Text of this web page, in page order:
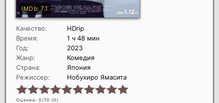
Качество:
HDrip
Время:
1 ч 48 мин
Год:
2023
Жанр:
Комедия
Страна:
Япония
Режиссер:
Нобухиро Ямасита
Оценка: 0/10 (0)